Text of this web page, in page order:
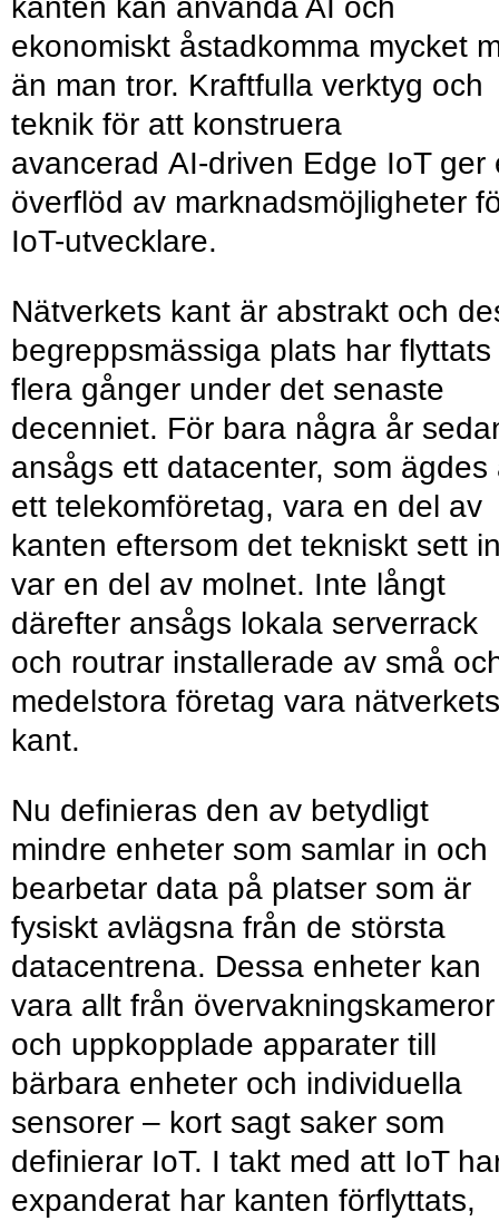
kanten kan använda AI och
ekonomiskt åstadkomma mycket
än man tror. Kraftfulla verktyg och
teknik för att konstruera
avancerad AI-driven Edge IoT ger
överflöd av marknadsmöjligheter
IoT-utvecklare.
Nätverkets kant är abstrakt och
begreppsmässiga plats har flyttats
flera gånger under det senaste
decenniet. För bara några år
ansågs ett datacenter, som ägdes
ett telekomföretag, vara en del av
kanten eftersom det tekniskt sett
var en del av molnet. Inte långt
därefter ansågs lokala serverrack
och routrar installerade av små
medelstora företag vara nätverkets
kant.
Nu definieras den av betydligt
mindre enheter som samlar in och
bearbetar data på platser som är
fysiskt avlägsna från de största
datacentrena. Dessa enheter kan
vara allt från övervakningskameror
och uppkopplade apparater till
bärbara enheter och individuella
sensorer – kort sagt saker som
definierar IoT. I takt med att IoT
expanderat har kanten förflyttats,